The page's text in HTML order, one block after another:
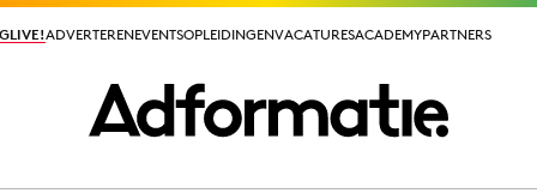
ADVERTERENEVENTSOPLEIDINGENVACATURESACADEMYPARTNERS
ADVERTERENEVENTSOPLEIDINGENVACATURESACADEMYPARTNERS